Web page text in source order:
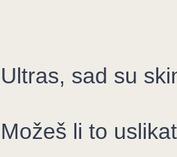
Ultras, sad su
Možeš li to